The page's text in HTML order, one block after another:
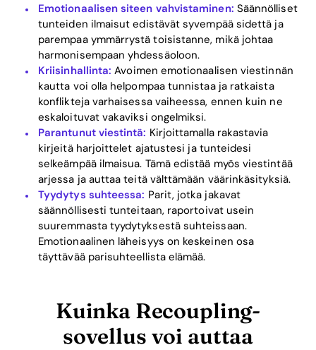
Blog
Download
Emotionaalisen siteen vahvistaminen: Säännölliset
tunteiden ilmaisut edistävät syvempää sidettä ja
parempaa ymmärrystä toisistanne, mikä johtaa
harmonisempaan yhdessäoloon.
Kriisinhallinta: Avoimen emotionaalisen viestinnän
kautta voi olla helpompaa tunnistaa ja ratkaista
konflikteja varhaisessa vaiheessa, ennen kuin ne
eskaloituvat vakaviksi ongelmiksi.
Parantunut viestintä: Kirjoittamalla rakastavia
kirjeitä harjoittelet ajatustesi ja tunteidesi
selkeämpää ilmaisua. Tämä edistää myös viestintää
arjessa ja auttaa teitä välttämään väärinkäsityksiä.
Tyydytys suhteessa: Parit, jotka jakavat
säännöllisesti tunteitaan, raportoivat usein
suuremmasta tyydytyksestä suhteissaan.
Emotionaalinen läheisyys on keskeinen osa
täyttävää parisuhteellista elämää.
Kuinka Recoupling-
sovellus voi auttaa